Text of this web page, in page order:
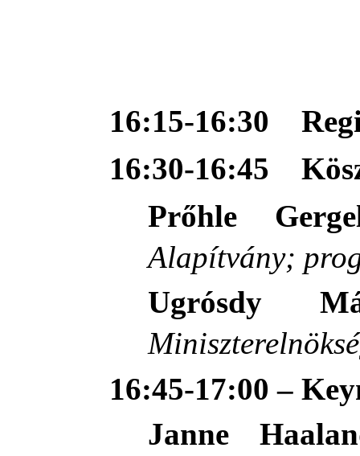
16:15-16:30
16:30-16:45
Prőhle
Alapítvány;
Ugrósdy
16:45-17:00 –
Janne